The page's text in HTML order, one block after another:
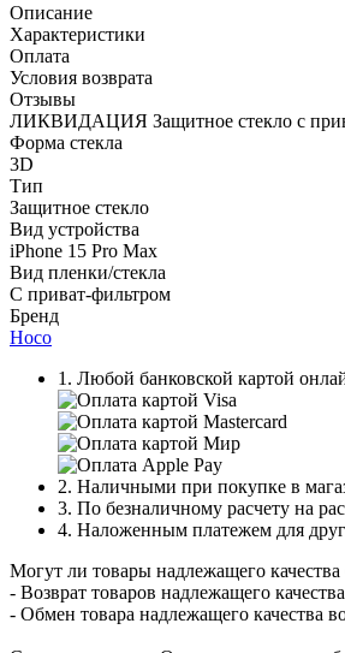
Описание
Характеристики
Оплата
Условия возврата
Отзывы
ЛИКВИДАЦИЯ Защитное стекло с
Форма стекла
3D
Тип
Защитное стекло
Вид устройства
iPhone 15 Pro Max
Вид пленки/стекла
С приват-фильтром
Бренд
Hoco
1. Любой банковской картой
2. Наличными при покупке в
3. По безналичному расчету на
4. Наложенным платежем для
Могут ли товары надлежащего
- Возврат товаров надлежащего
- Обмен товара надлежащего качества